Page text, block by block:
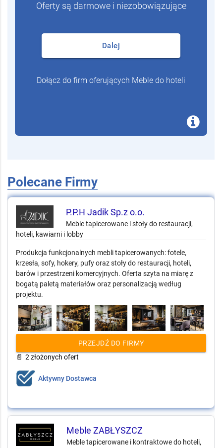
Oferty są darmowe i niezobowiązujące
Dalej
Dołącz do firm oferujących Meble do hoteli
Polecane Firmy
P.P.H Jadik Sp.z o.o.
Meble tapicerowane i stoły do restauracji,
hoteli, kawiarni i lobby
Produkcja funkcjonalnych mebli tapicerowanych: fotele,
krzesła, sofy, hokery, pufy oraz stoły do restauracji, hoteli,
barów i przestrzeni komercyjnych. Oferta szyta na miarę z
bogatą paletą materiałów oraz personalizacją według
projektu.
PRZEJDŹ DO FIRMY
📄 2 złożonych ofert
Aktywny Dostawca
Meble ZABŁYSZCZ
Meble tapicerowane i kontraktowe do hoteli,